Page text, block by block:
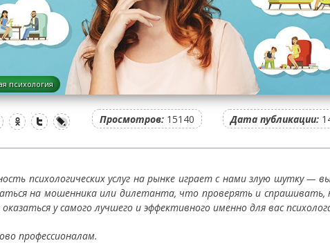
психология
Просмотров: 15140 Дата публикации:
психологических услуг на рынке играет с нами злую шутку —
на мошенника или дилетанта, что проверять и спрашивать,
у самого лучшего и эффективного именно для вас
профессионалам.